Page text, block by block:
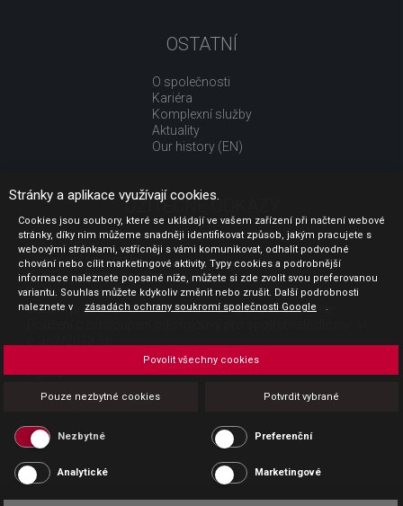
OSTATNÍ
O společnosti
Kariéra
Komplexní služby
Aktuality
Our history (EN)
UŽITEČNÉ ODKAZY
Jak nakupovat
Obchodní podmínky
GDPR - ochrana osobních údajů
Profil zadavatele
Sdělení před uzavřením kupní smlouvy pro spotřebitele
Platba
Povinná publicita
Stránky a aplikace využívají cookies.
Cookies jsou soubory, které se ukládají ve vašem zařízení při načtení webové
stránky, díky nim můžeme snadněji identifikovat způsob, jakým pracujete s
webovými stránkami, vstřícněji s vámi komunikovat, odhalit podvodné
chování nebo cílit marketingové aktivity. Typy cookies a podrobnější
informace naleznete popsané níže, můžete si zde zvolit svou preferovanou
variantu. Souhlas můžete kdykoliv změnit nebo zrušit. Další podrobnosti
naleznete v
zásadách ochrany soukromí společnosti Google .
Pouze nezbytné cookies Potvrdit vybrané
Povolit všechny cookies
Nezbytné Preferenční
Analytické Marketingové